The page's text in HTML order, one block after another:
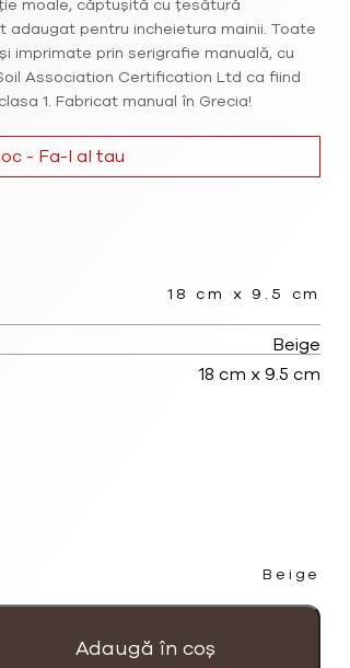
moale, căptușită cu țesătură
pentru incheietura mainii. Toate
imprimate prin serigrafie manuală, cu
Association Certification Ltd ca fiind
1. Fabricat manual în Grecia!
Beige
18 cm x 9.5 cm
Beige
18 cm x 9.5 cm
- Fa-l al tau
Adaugă în coș